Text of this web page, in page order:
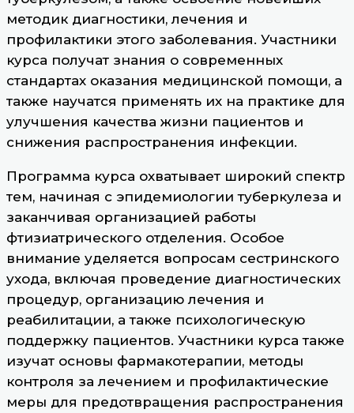
методик диагностики, лечения и
профилактики этого заболевания. Участники
курса получат знания о современных
стандартах оказания медицинской помощи, а
также научатся применять их на практике для
улучшения качества жизни пациентов и
снижения распространения инфекции.
Программа курса охватывает широкий спектр
тем, начиная с эпидемиологии туберкулеза и
заканчивая организацией работы
фтизиатрического отделения. Особое
внимание уделяется вопросам сестринского
ухода, включая проведение диагностических
процедур, организацию лечения и
реабилитации, а также психологическую
поддержку пациентов. Участники курса также
изучат основы фармакотерапии, методы
контроля за лечением и профилактические
меры для предотвращения распространения